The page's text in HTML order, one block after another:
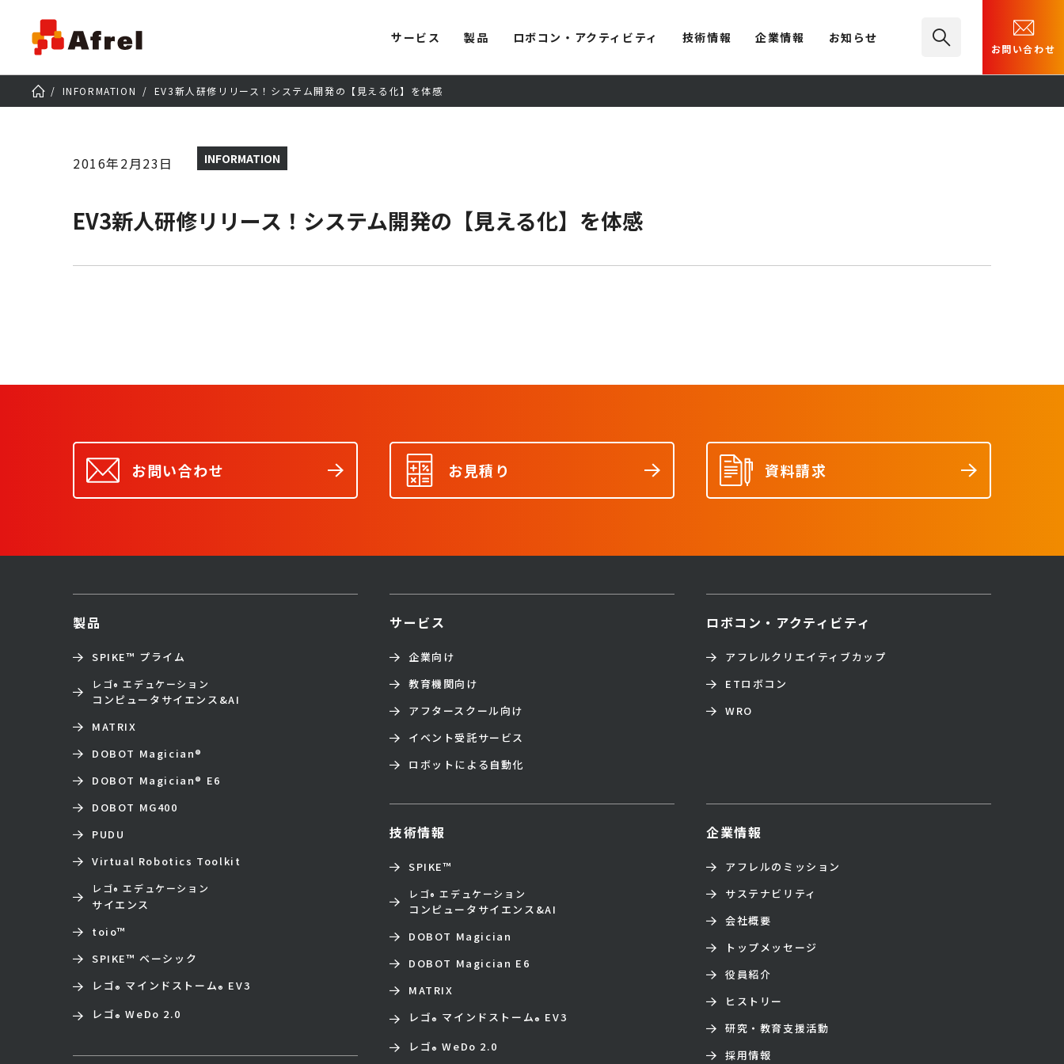
サービス 製品 ロボコン・アクティビティ 技術情報 企業情報 お知らせ
お問い合わせ
INFORMATION EV3新人研修リリース！システム開発の【見える化】を体感
2016年2月23日 INFORMATION
EV3新人研修リリース！システム開発の【見える化】を体感
お問い合わせ お見積り 資料請求
サービス
企業向け
教育機関向け
アフタースクール向け
イベント受託サービス
ロボットによる自動化
製品
SPIKE™ プライム
レゴ® エデュケーション
コンピュータサイエンス&AI
MATRIX
DOBOT Magician®
DOBOT Magician® E6
DOBOT MG400
PUDU
Virtual Robotics Toolkit
レゴ® エデュケーション
サイエンス
toio™
SPIKE™ ベーシック
レゴ® マインドストーム® EV3
レゴ® WeDo 2.0
ロボコン・アクティビティ
アフレルクリエイティブカップ
ETロボコン
WRO
技術情報
SPIKE™
レゴ® エデュケーション
コンピュータサイエンス&AI
DOBOT Magician
DOBOT Magician E6
MATRIX
レゴ® マインドストーム® EV3
レゴ® WeDo 2.0
企業情報
アフレルのミッション
サステナビリティ
会社概要
トップメッセージ
役員紹介
ヒストリー
研究・教育支援活動
採用情報